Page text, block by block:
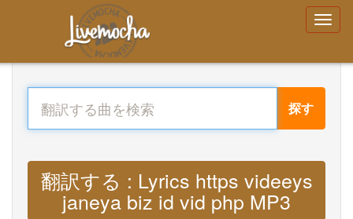
探す
翻訳する : Lyrics https videeys
janeya biz id vid php MP3